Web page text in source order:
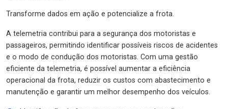
Transforme dados em ação e potencialize a frota.
A telemetria contribui para a segurança dos motoristas e
passageiros, permitindo identificar possíveis riscos de acidentes
e o modo de condução dos motoristas. Com uma gestão
eficiente da telemetria, é possível aumentar a eficiência
operacional da frota, reduzir os custos com abastecimento e
manutenção e garantir um melhor desempenho dos veículos.